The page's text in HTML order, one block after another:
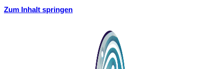
Zum Inhalt springen